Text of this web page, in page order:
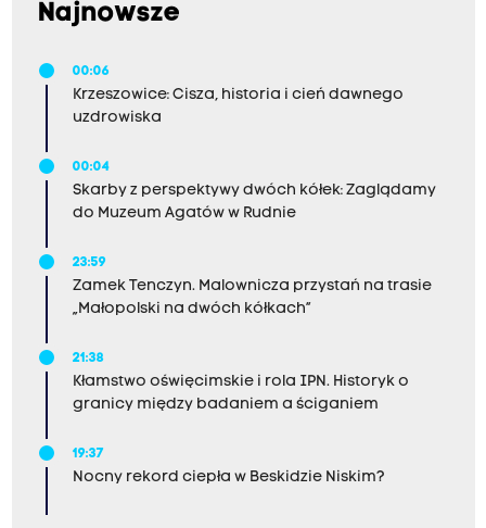
Najnowsze
00:06
Krzeszowice: Cisza, historia i cień dawnego
uzdrowiska
00:04
Skarby z perspektywy dwóch kółek: Zaglądamy
do Muzeum Agatów w Rudnie
23:59
Zamek Tenczyn. Malownicza przystań na trasie
„Małopolski na dwóch kółkach”
21:38
Kłamstwo oświęcimskie i rola IPN. Historyk o
granicy między badaniem a ściganiem
19:37
Nocny rekord ciepła w Beskidzie Niskim?